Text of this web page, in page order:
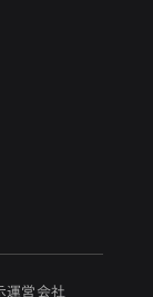
運営会社